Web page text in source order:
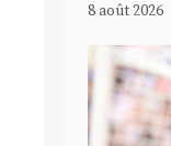
8 août 2026